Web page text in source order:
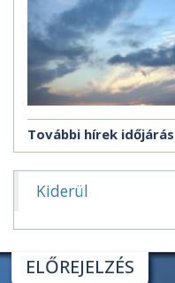
További hírek
Kiderül
ELŐREJELZÉS